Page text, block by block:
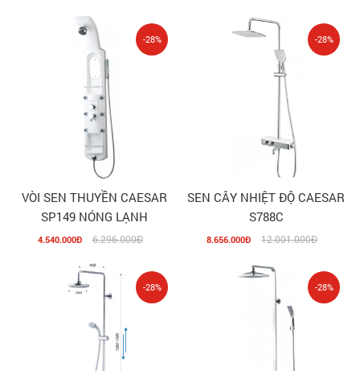
VÒI SEN THUYỀN CAESAR
SP149 NÓNG LẠNH
4.540.000Đ 6.296.000Đ
-28%
SEN CÂY NHIỆT ĐỘ CAESAR
S788C
8.656.000Đ 12.001.000Đ
-28%
-28% -28%